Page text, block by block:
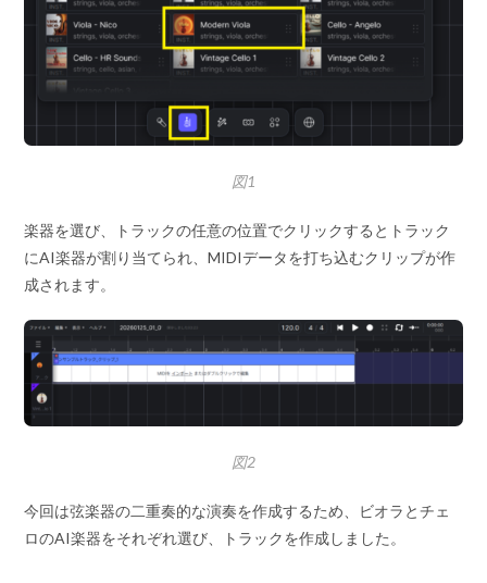
図1
楽器を選び、トラックの任意の位置でクリックするとトラック
にAI楽器が割り当てられ、MIDIデータを打ち込むクリップが作
成されます。
図2
今回は弦楽器の二重奏的な演奏を作成するため、ビオラとチェ
ロのAI楽器をそれぞれ選び、トラックを作成しました。